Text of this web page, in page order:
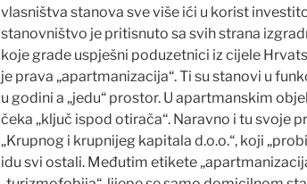
vlasništva stanova sve više ići u korist
stanovništvo je pritisnuto sa svih strana
koje grade uspješni poduzetnici iz cijele
je prava „apartmanizacija“. Ti su stanovi u
u godini a „jedu“ prostor. U apartmanskim
čeka „ključ ispod otirača“. Naravno i tu svoje
„Krupnog i krupnijeg kapitala d.o.o.“, koji
idu svi ostali. Međutim etikete